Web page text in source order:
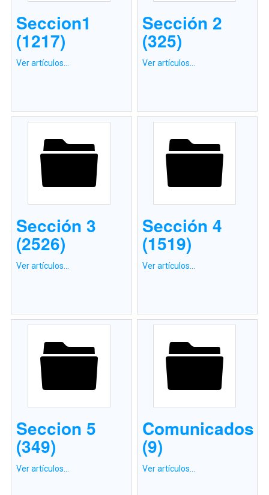
Seccion1
(1217)
Ver artículos...
Sección 2
(325)
Ver artículos...
Sección 3
(2526)
Ver artículos...
Sección 4
(1519)
Ver artículos...
Seccion 5
(349)
Ver artículos...
Comunicados
(9)
Ver artículos...